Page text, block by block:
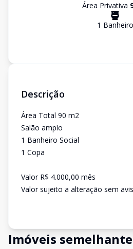
Área Privativa
1 Banheiro
Descrição
Área Total 90 m2
Salão amplo
1 Banheiro Social
1 Copa
Valor R$ 4.000,00 mês
Valor sujeito a alteração sem
Imóveis